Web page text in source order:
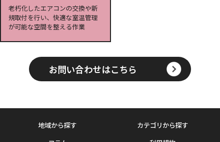
老朽化したエアコンの交換や新
規取付を行い、快適な室温管理
が可能な空間を整える作業
お問い合わせはこちら
地域から探す
カテゴリから探す